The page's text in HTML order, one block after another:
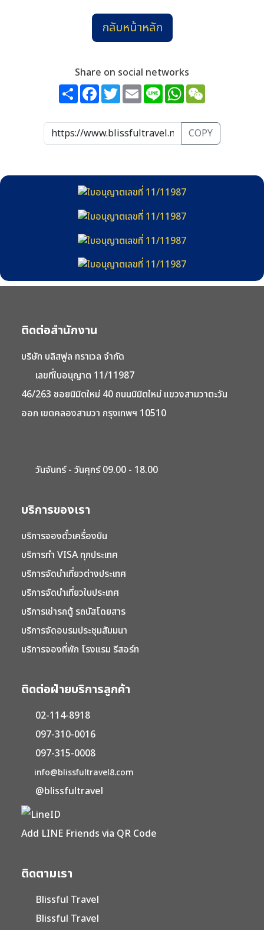
กลับหน้าหลัก
Share on social networks
ShareFacebook
TwitterEmailLine WhatsApp
COPY
ติดต่อสำนักงาน
บริษัท บลิสฟูล ทราเวล จำกัด
เลขที่ใบอนุญาต 11/11987
46/263 ซอยนิมิตใหม่ 40 ถนนนิมิตใหม่ แขวงสามวาตะวัน
ออก เขตคลองสามวา กรุงเทพฯ 10510
วันจันทร์ - วันศุกร์ 09.00 - 18.00
บริการของเรา
บริการจองตั๋วเครื่องบิน
บริการทำ VISA ทุกประเทศ
บริการจัดนำเที่ยวต่างประเทศ
บริการจัดนำเที่ยวในประเทศ
บริการเช่ารถตู้ รถบัสโดยสาร
บริการจัดอบรมประชุมสัมมนา
บริการจองที่พัก โรงแรม รีสอร์ท
ติดต่อฝ่ายบริการลูกค้า
02-114-8918
097-310-0016
097-315-0008
info@blissfultravel8.com
@blissfultravel
Add LINE Friends via QR Code
ติดตามเรา
Blissful Travel
Blissful Travel